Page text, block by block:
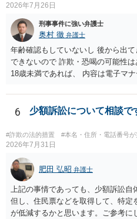
2026年7月26日
刑事事件に強い弁護士
奥村 徹 弁護士
年齢確認もしていないし 後から出
できないので 詐欺・恐喝の可能性
18歳未満であれば、 内容は電子マ
画の尺は10分ほど、服を着たまま
して、要求された金額(1000円程度
した。 そこから、撮影するまで暇
欲しい、住んでいる都道府県と区を
言ったやり取りをしていました。 と
（わいせつ行為）の疑いがあります
能です。
6 少額訴訟について相談で
#詐欺の法的措置 #本名・住所・電話番号が
2026年7月31日
肥田 弘昭 弁護士
上記の事情であっても、少額訴訟自
但し、住民票などを取得して、特定
が低減するかと思います。ご参考に